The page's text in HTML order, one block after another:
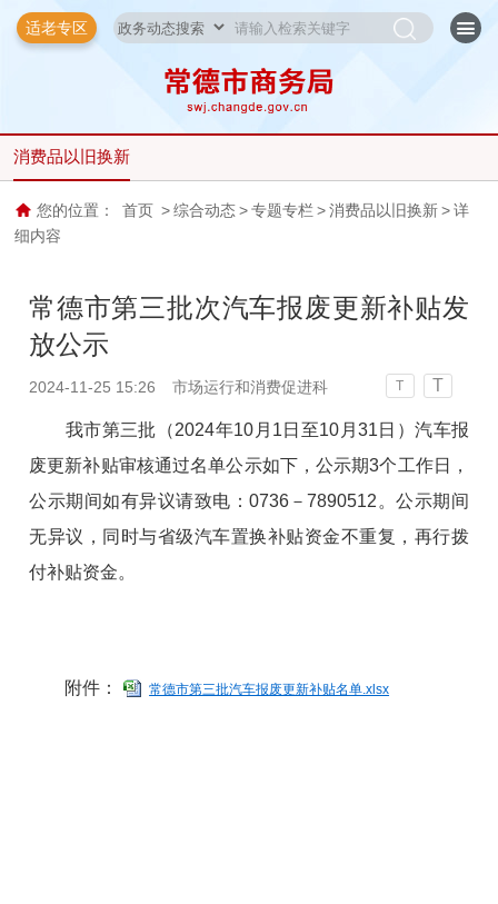
适老专区
消费品以旧换新
您的位置： 首页 > 综合动态 > 专题专栏 > 消费品以旧换新 > 详
细内容
常德市第三批次汽车报废更新补贴发
放公示
2024-11-25 15:26 市场运行和消费促进科 T T
我市第三批（2024年10月1日至10月31日）汽车报
废更新补贴审核通过名单公示如下，公示期3个工作日，
公示期间如有异议请致电：0736－7890512。公示期间
无异议，同时与省级汽车置换补贴资金不重复，再行拨
付补贴资金。
附件： 常德市第三批汽车报废更新补贴名单.xlsx